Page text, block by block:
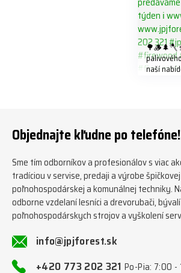
🌳🪵🌲🪓
naší
Objednajte kľudne po telefóne!
Sme tím odborníkov a profesionálov s viac
tradíciou v servise, predaji a výrobe
poľnohospodárskej a komunálnej techniky.
odborne vzdelaní lesníci a drevorubači,
poľnohospodárskych strojov a vyškolení
info@jpjforest.sk
+420 773 202 321Po-Pia: 7:00 -